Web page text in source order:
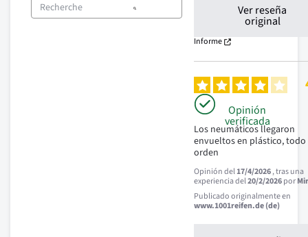
Ver reseña
original
Informe
Opinión
verificada
Los neumáticos llegaron
envueltos en plástico, todo
orden
Opinión del17/4/2026, tras una
experiencia del20/2/2026por
Publicado originalmente en
www.1001reifen.de (de)